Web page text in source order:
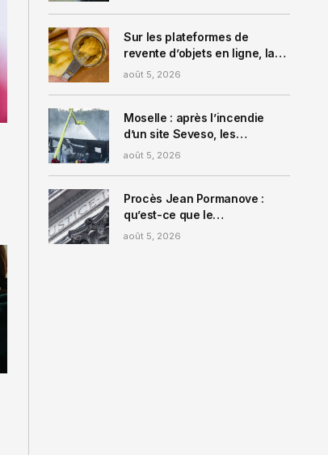
Sur les plateformes de
revente d’objets en ligne, la
folie des verres à moutarde
août 5, 2026
Moselle : après l’incendie
d’un site Seveso, les
habitants appelés à la
domestiques
août 5, 2026
Procès Jean Pormanove :
qu’est-ce que le
« bannissement numérique »,
août 5, 2026